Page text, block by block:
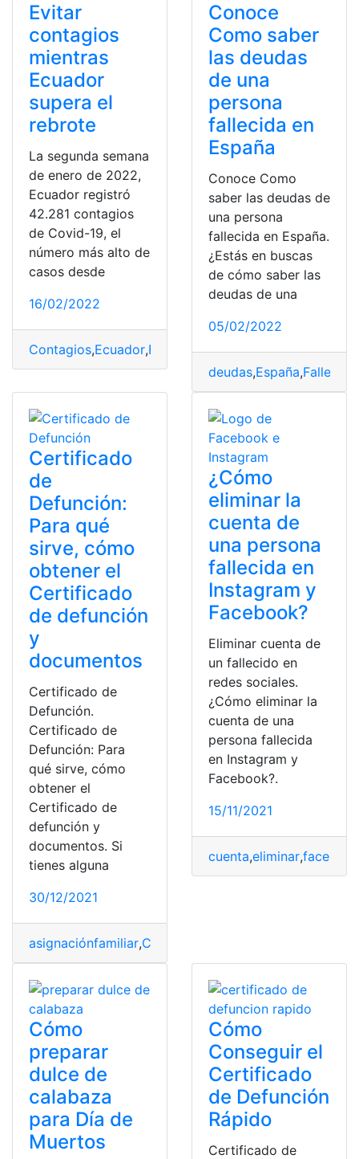
Evitar
contagios
mientras
Ecuador
supera el
rebrote
La segunda semana
de enero de 2022,
Ecuador registró
42.281 contagios
de Covid-19, el
número más alto de
casos desde
16/02/2022
Contagios,Ecuador,Evitar Fallecidos,rebrote
Conoce
Como saber
las deudas
de una
persona
fallecida en
España
Conoce Como
saber las deudas de
una persona
fallecida en España.
¿Estás en buscas
de cómo saber las
deudas de una
05/02/2022
deudas,España,
Certificado
de
Defunción:
Para qué
sirve, cómo
obtener el
Certificado
de defunción
y
documentos
Certificado de
Defunción.
Certificado de
Defunción: Para
qué sirve, cómo
obtener el
Certificado de
defunción y
documentos. Si
tienes alguna
30/12/2021
asignaciónfamiliar,Certificado de Defunción
¿Cómo
eliminar la
cuenta de
una persona
fallecida en
Instagram y
Facebook?
Eliminar cuenta de
un fallecido en
redes sociales.
¿Cómo eliminar la
cuenta de una
persona fallecida
en Instagram y
Facebook?.
15/11/2021
cuenta,eliminar,
Cómo
preparar
dulce de
calabaza
para Día de
Muertos
Cómo
Conseguir el
Certificado
de Defunción
Rápido
Certificado de